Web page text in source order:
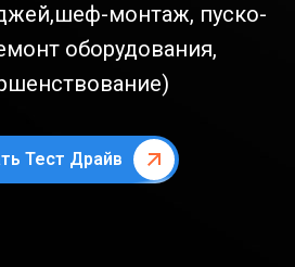
монтаж, пуско-
оборудования,
Тест Драйв